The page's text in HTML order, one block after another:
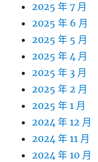
2025 年 7 月
2025 年 6 月
2025 年 5 月
2025 年 4 月
2025 年 3 月
2025 年 2 月
2025 年 1 月
2024 年 12 月
2024 年 11 月
2024 年 10 月